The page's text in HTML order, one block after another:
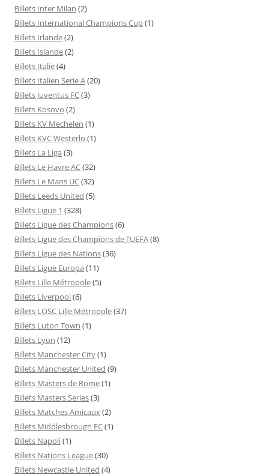
Billets Inter Milan (2)
Billets International Champions Cup(1)
Billets Irlande(2)
Billets Islande(2)
Billets Italie(4)
Billets Italien Serie A(20)
Billets Juventus FC(3)
Billets Kosovo (2)
Billets KV Mechelen (1)
Billets KVC Westerlo (1)
Billets La Liga (3)
Billets Le Havre AC(32)
Billets Le Mans UC(32)
Billets Leeds United (5)
Billets Ligue 1 (328)
Billets Ligue des Champions(6)
Billets Ligue des Champions de l'UEFA(8)
Billets Ligue des Nations(36)
Billets Ligue Europa (11)
Billets Lille Métropole(5)
Billets Liverpool(6)
Billets LOSC Lille Métropole(37)
Billets Luton Town (1)
Billets Lyon (12)
Billets Manchester City(1)
Billets Manchester United (9)
Billets Masters de Rome(1)
Billets Masters Series(3)
Billets Matches Amicaux(2)
Billets Middlesbrough FC(1)
Billets Napoli(1)
Billets Nations League(30)
Billets Newcastle United (4)